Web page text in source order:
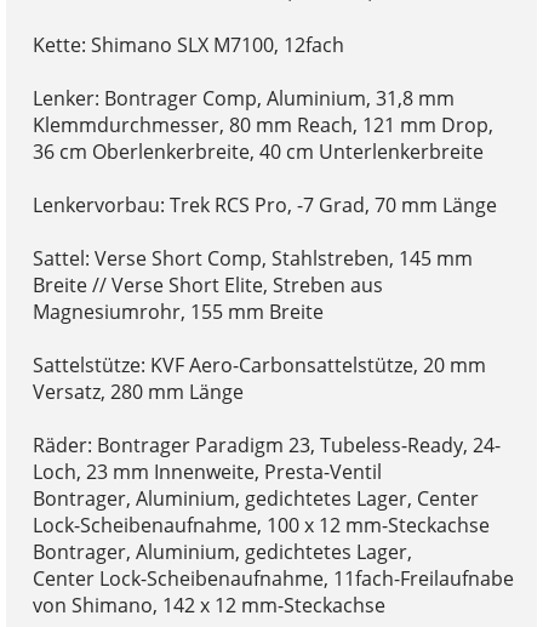
Kette: Shimano SLX M7100, 12fach
Lenker: Bontrager Comp, Aluminium, 31,8 mm
Klemmdurchmesser, 80 mm Reach, 121 mm Drop,
36 cm Oberlenkerbreite, 40 cm Unterlenkerbreite
Lenkervorbau: Trek RCS Pro, -7 Grad, 70 mm Länge
Sattel: Verse Short Comp, Stahlstreben, 145 mm
Breite // Verse Short Elite, Streben aus
Magnesiumrohr, 155 mm Breite
Sattelstütze: KVF Aero-Carbonsattelstütze, 20 mm
Versatz, 280 mm Länge
Räder: Bontrager Paradigm 23, Tubeless-Ready, 24-
Loch, 23 mm Innenweite, Presta-Ventil
Bontrager, Aluminium, gedichtetes Lager, Center
Lock-Scheibenaufnahme, 100 x 12 mm-Steckachse
Bontrager, Aluminium, gedichtetes Lager,
Center Lock-Scheibenaufnahme, 11fach-Freilaufnabe
von Shimano, 142 x 12 mm-Steckachse